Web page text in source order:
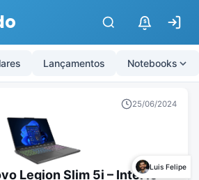
$
Lançamentos Notebooks
25/06/2024
Luis Felipe
Legion Slim 5i – Intel i5